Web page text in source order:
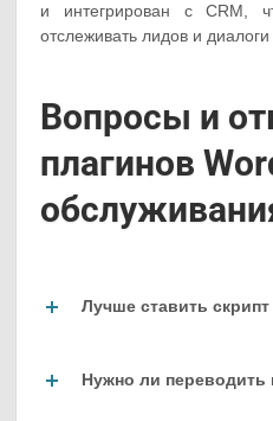
и интегрирован с CRM,
отслеживать лидов и
Вопросы и
плагинов
Лучше ставить
Нужно ли переводить